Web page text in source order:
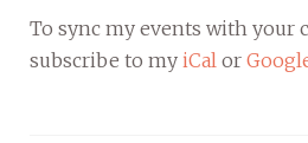
To sync my events with your
subscribe to my iCal or